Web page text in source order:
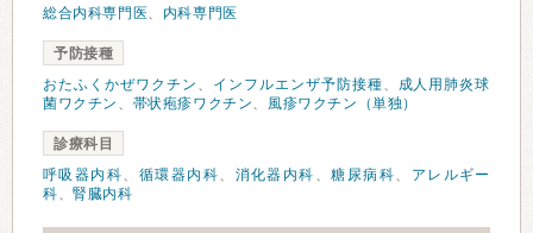
総合内科専門医、 内科専門医
予防接種
おたふくかぜワクチン 、 インフルエンザ予防接種、
成人用肺炎球
菌ワクチン 、 帯状疱疹ワクチン、 風疹ワクチン（単独）
診療科目
呼吸器内科、 循環器内科、 消化器内科 、糖尿病科、 アレルギー
科、腎臓内科